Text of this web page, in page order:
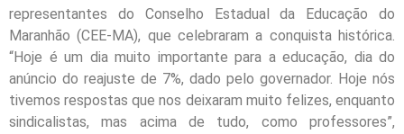
representantes do Conselho Estadual da Educação do
Maranhão (CEE-MA), que celebraram a conquista histórica.
“Hoje é um dia muito importante para a educação, dia do
anúncio do reajuste de 7%, dado pelo governador. Hoje nós
tivemos respostas que nos deixaram muito felizes, enquanto
sindicalistas, mas acima de tudo, como professores”,